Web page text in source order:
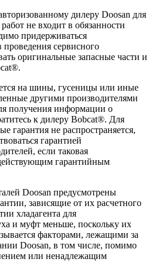
дилеру Doosan для
не входит в обязанности
придерживаться
сервисного
оригинальные запасные части и
на шины, гусеницы или иные
другими производителями
получения информации о
к дилеру Bobcat®. Для
гарантия не распространяется,
гарантией
если таковая
гарантийным
Doosan предусмотрены
зависящие от их расчетного
хладагента для
и муфт меньше, поскольку их
факторами, лежащими за
Doosan, в том числе, помимо
или ненадлежащим